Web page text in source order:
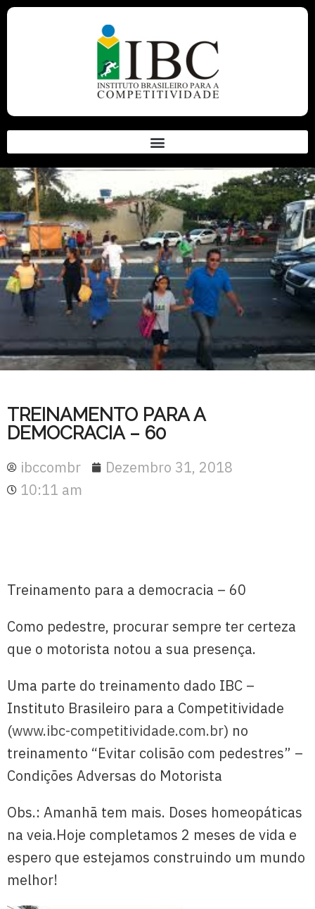
TREINAMENTO PARA A
DEMOCRACIA – 60
ibccombr
Dezembro 31, 2018
10:11 am
Treinamento para a democracia – 60
Como pedestre, procurar sempre ter certeza
que o motorista notou a sua presença.
Uma parte do treinamento dado IBC –
Instituto Brasileiro para a Competitividade
(www.ibc-competitividade.com.br) no
treinamento “Evitar colisão com pedestres” –
Condições Adversas do Motorista
Obs.: Amanhã tem mais. Doses homeopáticas
na veia.Hoje completamos 2 meses de vida e
espero que estejamos construindo um mundo
melhor!